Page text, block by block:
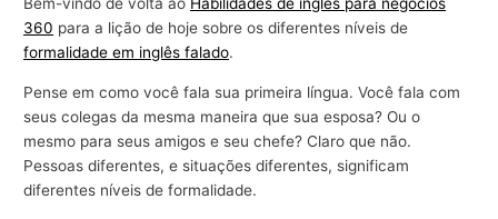
Bem-vindo de volta ao Habilidades de inglês para negócios
360 para a lição de hoje sobre os diferentes níveis de
formalidade em inglês falado.
Pense em como você fala sua primeira língua. Você fala com
seus colegas da mesma maneira que sua esposa? Ou o
mesmo para seus amigos e seu chefe? Claro que não.
Pessoas diferentes, e situações diferentes, significam
diferentes níveis de formalidade.